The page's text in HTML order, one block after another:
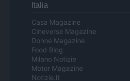
Italia
Casa Magazine
Cineverse Magazine
Donne Magazine
Food Blog
Milano Notizie
Motor Magazine
Notizie.it